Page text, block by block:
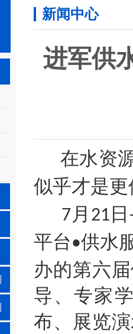
新闻中心
进军供
在水资
似乎才是
7月 21 日
平台•供水
办的第六
导、专家
布、展览